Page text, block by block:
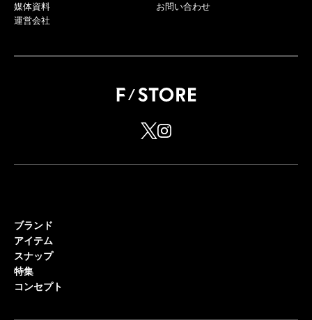
媒体資料
運営会社
お問い合わせ
ブランド
アイテム
スナップ
特集
コンセプト